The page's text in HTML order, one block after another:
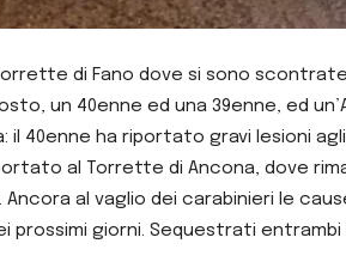
di Fano dove si sono
un 40enne ed una 39enne, ed
il 40enne ha riportato gravi lesioni
al Torrette di Ancona, dove
Ancora al vaglio dei carabinieri le
giorni. Sequestrati entrambi